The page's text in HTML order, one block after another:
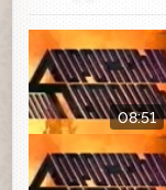
08:51